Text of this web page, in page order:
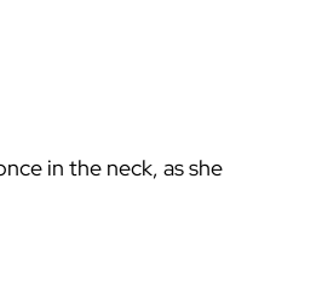
in the neck, as she